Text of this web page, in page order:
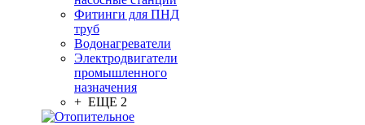
Фитинги для ПНД
труб
Водонагреватели
Электродвигатели
промышленного
назначения
+ ЕЩЕ 2